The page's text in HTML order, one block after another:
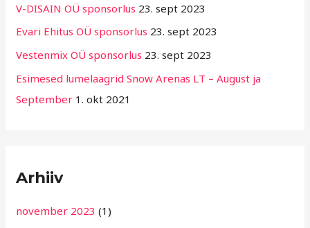
V-DISAIN OÜ sponsorlus 23. sept 2023
Evari Ehitus OÜ sponsorlus 23. sept 2023
Vestenmix OÜ sponsorlus 23. sept 2023
Esimesed lumelaagrid Snow Arenas LT – August ja
September 1. okt 2021
Arhiiv
november 2023 (1)
i
i
g
i
d